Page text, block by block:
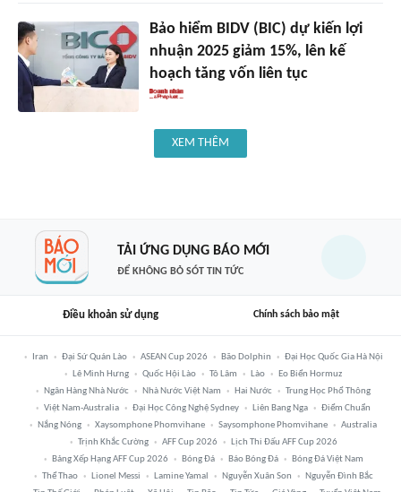
Bảo hiểm BIDV (BIC) dự kiến lợi
nhuận 2025 giảm 15%, lên kế
hoạch tăng vốn liên tục
XEM THÊM
TẢI ỨNG DỤNG BÁO MỚI
ĐỂ KHÔNG BỎ SÓT TIN TỨC
Điều khoản sử dụng Chính sách bảo mật
Iran Đại Sứ Quán Lào ASEAN Cup 2026 Bão Dolphin
Đại Học Quốc Gia Hà Nội
Lê Minh Hưng
Quốc Hội Lào Tô Lâm Lào
Eo Biển Hormuz
Ngân Hàng Nhà Nước
Nhà Nước Việt Nam Hai Nước
Trung Học Phổ Thông
Việt Nam-Australia
Đại Học Công Nghệ Sydney Liên Bang Nga
Điểm Chuẩn
Nắng Nóng
Xaysomphone Phomvihane Saysomphone Phomvihane
Australia
Trịnh Khắc Cường
AFF Cup 2026
Lịch Thi Đấu AFF Cup 2026
Bảng Xếp Hạng AFF Cup 2026
Bóng Đá Báo Bóng Đá
Bóng Đá Việt Nam
Thể Thao
Lionel Messi Lamine Yamal Nguyễn Xuân Son
Nguyễn Đình Bắc